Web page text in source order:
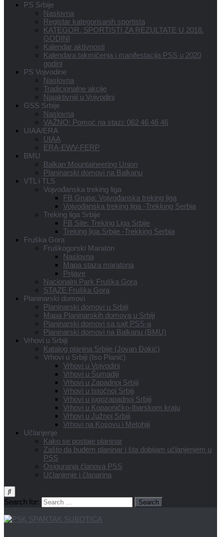
PS Srbije
Naslovna
Registar kategorisanih sportista
KATEGOR. SPORTISTI ZA REZULTATE U 2018.
GODINI
Kalendar aktivnosti
Kalendara takmičenja i manifestacija PSS u 2020
godini
PS Vojvodine
Naslovna
Tradicionalne akcije
Najaktivniji u Vojvodini
GSS Srbije
Naslovna
VAŽNO: Pomoć na stazi: 062 46 46 46
UIAA/ERA
UIAA
ERA-EWV-FERP
BMU
Balkan Mountaineering Union
Planinarski domovi na Balkanu
VTL i TLS
Vojvođanska treking liga
FB Grupa: Vojvođanska treking liga
Vojvođanska treking liga -Trekking Serbia
Treking liga Srbije
FB Site: Treking Liga Srbije
Treking liga Srbije -Trekking Serbia
Fruška Gora
Fruškogorski Maraton
Naslovna
Mapa staza maratona
Prijave
Nacionalni Park Fruška Gora
STAZE Fruška Gora
Planinarski domovi
Planinarski domovi u Srbiji
Mapa Planinarskih domova u Srbiji
Planinarski domovi sa sajt PSS-a
Planinarski domovi na Balkanu (BMU)
Vrhovi u Srbiji
Katalog planina Srbije (Jovan Đokić)
Vrhovi u Srbiji (Iso Planić)
Vrhovi u Vojvodini
Vrhovi u Šumadiji
Vrhovi u Zapadnoj Srbiji
Vrhovi u Istočnoj Srbiji
Vrhovi u jugozapadnoj Srbiji
Vrhovi u Kopaoničko-Ibarskom kraju
Vrhovi u Južnoj Srbiji
Vrhovi na Kosovu i Metohiji
Učlanjenje
Kako se postaje planinar
Zašto da budem planinar i šta dobijam učlanjenjem u
PSS
Osiguranja članova PSS
Učlanjenje i članarina
Search for: